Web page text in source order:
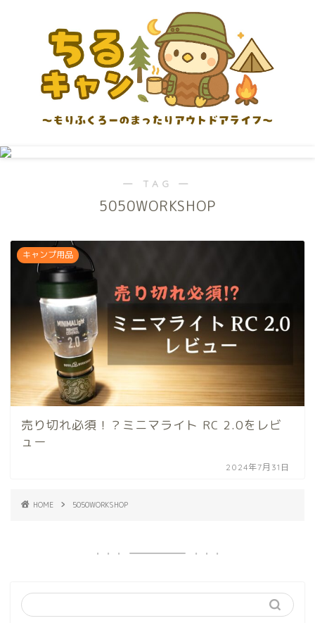
― TAG ―
5050WORKSHOP
キャンプ用品
売り切れ必須！？ミニマライト RC 2.0をレビ
ュー
2024年7月31日
HOME 5050WORKSHOP